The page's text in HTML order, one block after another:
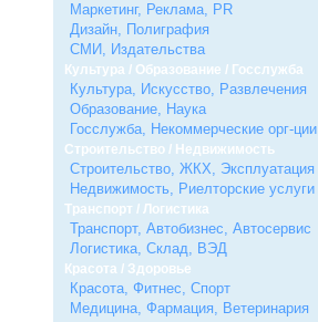
Маркетинг, Реклама, PR
Дизайн, Полиграфия
СМИ, Издательства
Культура / Образование / Госслужба
Культура, Искусство, Развлечения
Образование, Наука
Госслужба, Некоммерческие орг-ции
Строительство / Недвижимость
Строительство, ЖКХ, Эксплуатация
Недвижимость, Риелторские услуги
Транспорт / Логистика
Транспорт, Автобизнес, Автосервис
Логистика, Склад, ВЭД
Красота / Здоровье
Красота, Фитнес, Спорт
Медицина, Фармация, Ветеринария